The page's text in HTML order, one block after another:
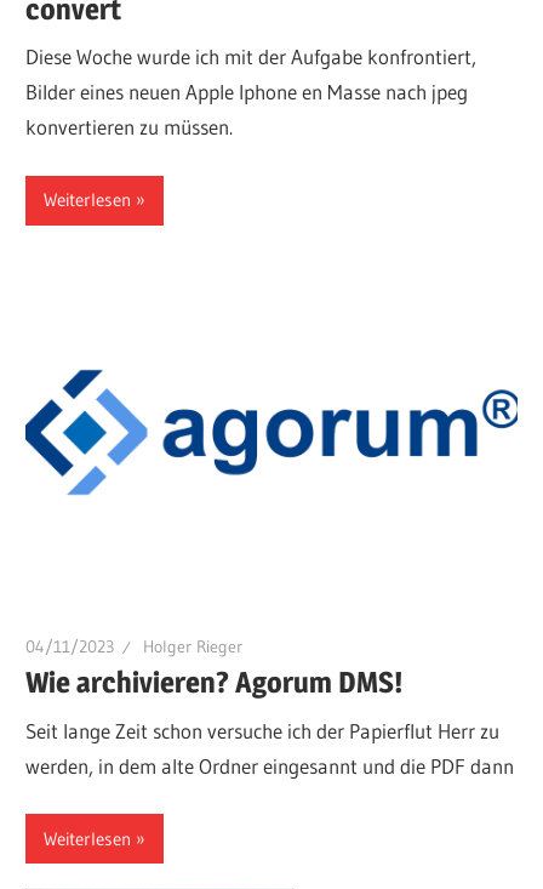
convert
Diese Woche wurde ich mit der Aufgabe konfrontiert,
Bilder eines neuen Apple Iphone en Masse nach jpeg
konvertieren zu müssen.
Weiterlesen
04/11/2023 Holger Rieger
Wie archivieren? Agorum DMS!
Seit lange Zeit schon versuche ich der Papierflut Herr zu
werden, in dem alte Ordner eingesannt und die PDF dann
Weiterlesen